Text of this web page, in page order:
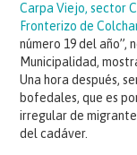
Carpa Viejo, sector
Fronterizo de
número 19 del año”,
Municipalidad,
Una hora después,
bofedales, que es
irregular de
del cadáver.